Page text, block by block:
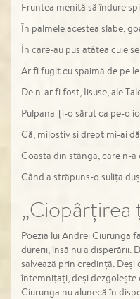
Fruntea menită să îndure
În palmele acestea slabe,
În care-au pus atâtea cuie
Ar fi fugit cu spaimă de pe
De n-ar fi fost, Iisuse, ale
Pulpana Ți-o sărut ca pe-o
Că, milostiv și drept mi-ai
Coasta din stânga, care n-
Când a străpuns-o sulița
„Ciopârțirea
Poezia lui Andrei Ciurunga
durerii, însă nu a disperării.
salvează prin credință.
întemnițați, deși dezgolește
Ciurunga nu alunecă în